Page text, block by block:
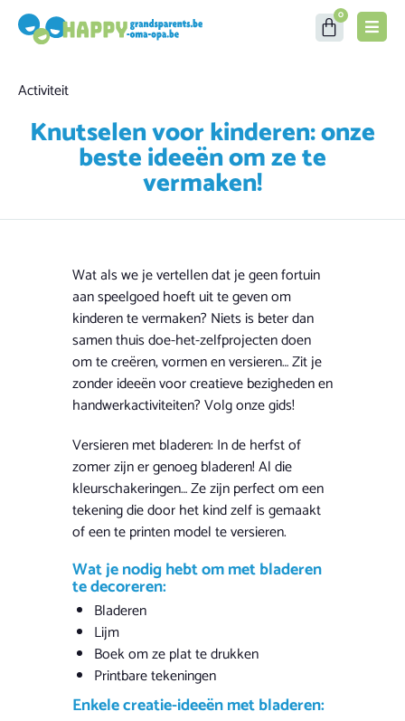
0
Knutselen voor kinderen: onze
beste ideeën om ze te
vermaken!
Category
Activiteit
Wat als we je vertellen dat je geen fortuin
aan speelgoed hoeft uit te geven om
kinderen te vermaken? Niets is beter dan
samen thuis doe-het-zelfprojecten doen
om te creëren, vormen en versieren… Zit je
zonder ideeën voor creatieve bezigheden en
handwerkactiviteiten? Volg onze gids!
Versieren met bladeren: In de herfst of
zomer zijn er genoeg bladeren! Al die
kleurschakeringen… Ze zijn perfect om een
tekening die door het kind zelf is gemaakt
of een te printen model te versieren.
Wat je nodig hebt om met bladeren
te decoreren:
Bladeren
Lijm
Boek om ze plat te drukken
Printbare tekeningen
Enkele creatie-ideeën met bladeren: